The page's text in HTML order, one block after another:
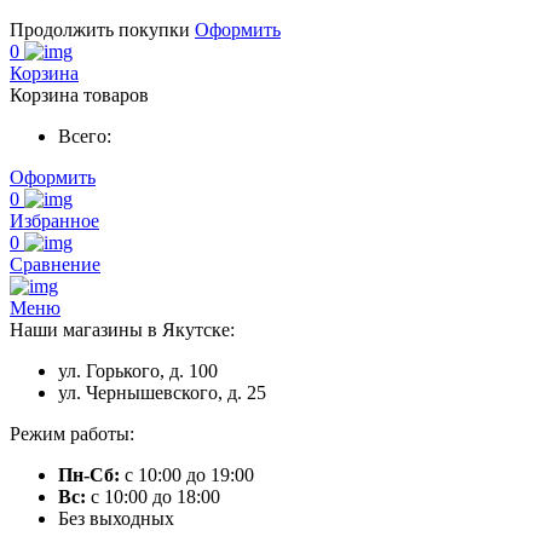
Продолжить покупки Оформить
0
Корзина
Корзина товаров
Всего:
Оформить
0
Избранное
0
Сравнение
Меню
Наши магазины в Якутске:
ул. Горького, д. 100
ул. Чернышевского, д. 25
Режим работы:
Пн-Сб: с 10:00 до 19:00
Вс: с 10:00 до 18:00
Без выходных